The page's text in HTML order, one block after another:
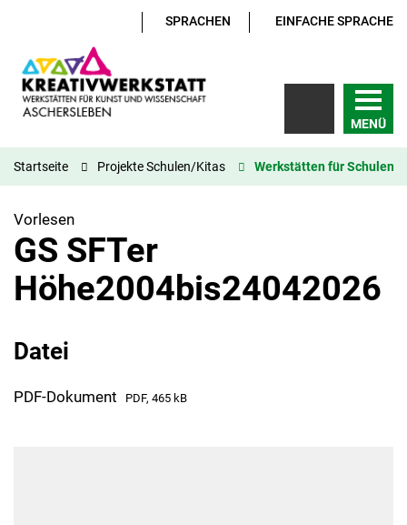
SPRACHEN EINFACHE SPRACHE
MENÜ
Startseite Projekte Schulen/Kitas Werkstätten für Schulen
Vorlesen
GS SFTer
Höhe2004bis24042026
Datei
PDF-Dokument PDF, 465 kB